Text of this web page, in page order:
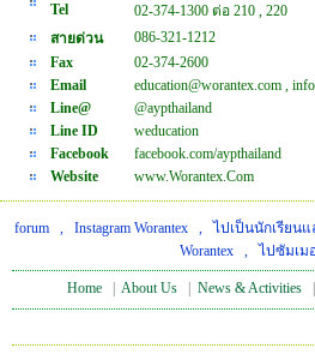
Tel
02-374-1300 ต่อ 210 , 220
สายด่วน
086-321-1212
Fax
02-374-2600
Email
education@worantex.com ,
Line@
@aypthailand
Line ID
weducation
Facebook
facebook.com/aypthailand
Website
www.Worantex.Com
forum , Instagram Worantex , ไปเป็นนักเรียนแ
Worantex, ไปซัมเม
Home About Us News & Activities